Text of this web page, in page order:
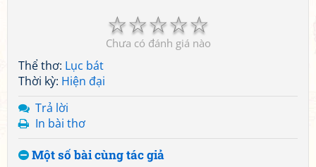
☆
☆
☆
☆
☆
Chưa có đánh giá nào
Thể thơ: Lục bát
Thời kỳ: Hiện đại
Trả lời
In bài thơ
Một số bài cùng tác giả